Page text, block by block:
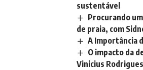
sustentável
Procurando
de praia, com
A Importância
O impacto da
Vinicius Rodrigues